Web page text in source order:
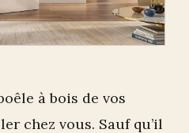
à bois de vos
chez vous. Sauf qu’il